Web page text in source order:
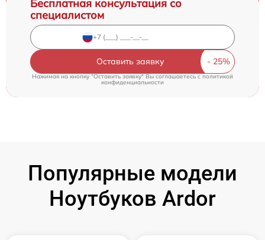
Бесплатная консультация со
специалистом
Оставить заявку
Нажимая на кнопку "Оставить заявку" Вы соглашаетесь cполитикой
конфиденциальности
Популярные модели
Ноутбуков Ardor